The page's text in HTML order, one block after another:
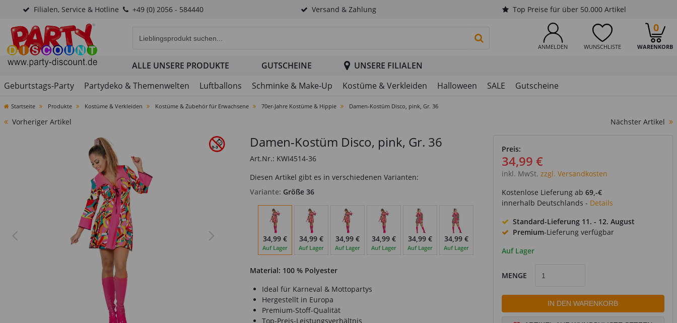
Filialen, Service & Hotline +49 (0) 2056 - 584440 Versand & Zahlung Top Preise für über 50.000 Artikel
ANMELDEN WUNSCHLISTE WARENKORB
0
PRODUKTSUCHE STARTEN
ALLE UNSERE PRODUKTE GUTSCHEINE
UNSERE FILIALEN
Geburtstags-Party
Partydeko & Themenwelten Luftballons Schminke & Make-Up Kostüme & Verkleiden Halloween SALE Gutscheine
Startseite Produkte Kostüme & Verkleiden Kostüme & Zubehör für Erwachsene 70er-Jahre Kostüme & Hippie Damen-Kostüm Disco, pink, Gr. 36
Vorheriger Artikel Nächster Artikel
Damen-Kostüm Disco, pink, Gr. 36
Art.Nr.: KWI4514-36
Diesen Artikel gibt es in verschiedenen Varianten:
Variante: Größe 36
34,99 €
Auf Lager
34,99 €
Auf Lager
34,99 €
Auf Lager
34,99 €
Auf Lager
34,99 €
Auf Lager
34,99 €
Auf Lager
Material: 100 % Polyester
Ideal für Karneval & Mottopartys
Hergestellt in Europa
Premium-Stoff-Qualität
Top-Preis-Leistungsverhältnis
Preis:
34,99 €
inkl. MwSt. zzgl. Versandkosten
Kostenlose Lieferung ab 69,-€
innerhalb Deutschlands - Details
Standard-Lieferung 11. - 12. August
Premium-Lieferung verfügbar
Auf Lager
MENGE
IN DEN WARENKORB